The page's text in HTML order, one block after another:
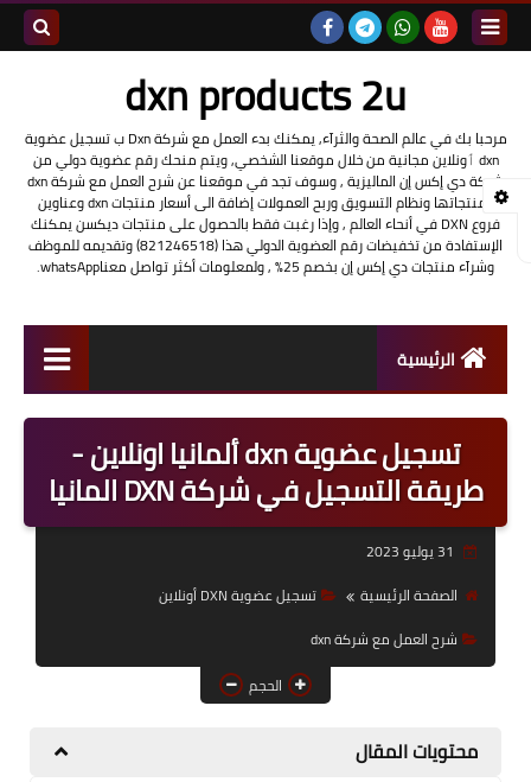
dxn products 2u
مرحبا بك في عالم الصحة والثرآء, يمكنك بدء العمل مع شركة Dxn ب تسجيل عضوية
dxn ٲونلاين مجانية من خلال موقعنا الشخصي, ويتم منحك رقم عضوية دولي من
شركة دي إكس إن الماليزية , وسوف تجد في موقعنا عن شرح العمل مع شركة dxn
ومنتجاتها ونظام التسويق وربح العمولات إضافة الى أسعار منتجات dxn وعناوين
فروع DXN في أنحاء العالم , وإذا رغبت فقط بالحصول على منتجات ديكسن يمكنك
الإستفادة من تخفيضات رقم العضوية الدولي هذا (821246518) وتقديمه للموظف
وشرآء منتجات دي إكس إن بخصم 25% , ولمعلومات أكثر تواصل معناwhatsApp.
الرئيسية
شرح العمل مع شركة dxn
تسجيل عضوية DXN أونلاين
منتجات شركة dxn وفوائدها
DXN
تسجيل عضوية dxn ألمانيا اونلاين -
طريقة التسجيل في شركة DXN المانيا
الصفحة الرئيسية
تسجيل عضوية DXN أونلاين
شرح العمل مع شركة dxn
الحجم
محتويات المقال